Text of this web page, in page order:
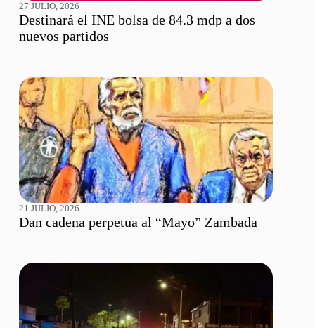
27 JULIO, 2026
Destinará el INE bolsa de 84.3 mdp a dos
nuevos partidos
21 JULIO, 2026
Dan cadena perpetua al “Mayo” Zambada